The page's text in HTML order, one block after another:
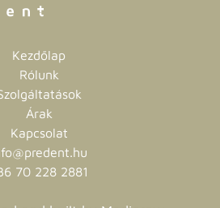
Kezdőlap
Rólunk
Árak
Kapcsolat
70 228 2881